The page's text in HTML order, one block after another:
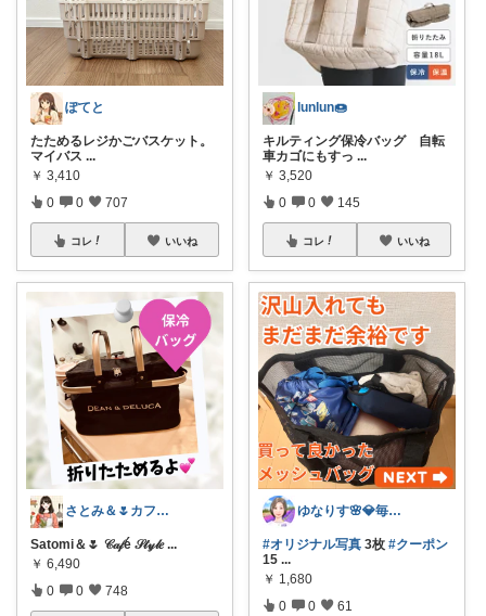
ぽてと
たためるレジかごバスケット。
マイバス ...
￥ 3,410
0 0 707
コレ いいね
さとみ＆🌷カフェと素敵なもの☕️🌿
Satomi＆🌷 𝒞𝒶𝒻é 𝒮𝓉𝓎𝓁𝑒...
￥ 6,490
0 0 748
lunlun🍩
キルティング保冷バッグ 自転
車カゴにもすっ ...
￥ 3,520
0 0 145
コレ いいね
ゆなりす🌸💎毎日投稿💎朝コレ
#オリジナル写真 3枚 #クーポン
15 ...
￥ 1,680
0 0 61